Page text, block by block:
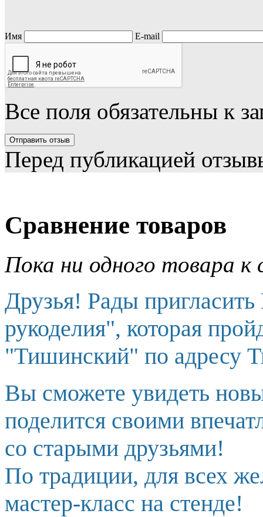
Имя E-mail
Все поля обязательны к
Перед публикацией
Сравнение товаров
Пока ни одного товара к
Друзья! Рады
рукоделия", которая
"Тишинский" по адресу
Вы сможете увидеть
поделится своими
со старыми друзьями!
По традиции, для всех
мастер-класс на стенде!